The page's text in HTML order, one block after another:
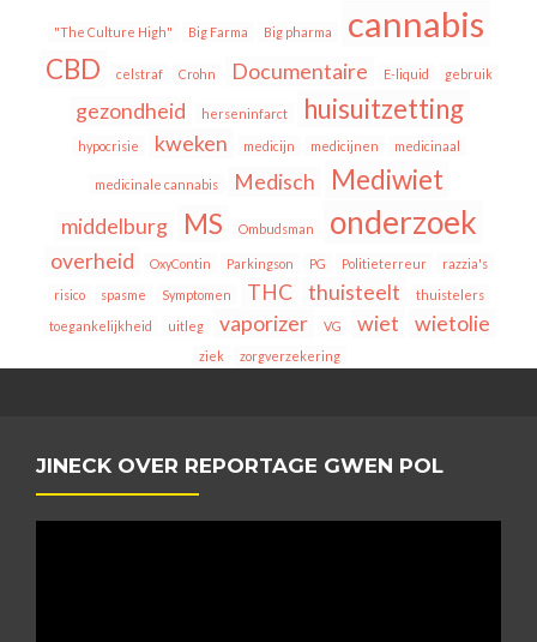
"The Culture High" Big Farma Big pharma cannabis
CBD celstraf Crohn Documentaire E-liquid gebruik
gezondheid herseninfarct huisuitzetting
hypocrisie kweken medicijn medicijnen medicinaal
medicinale cannabis Medisch Mediwiet
middelburg MS Ombudsman onderzoek
overheid OxyContin Parkingson PG Politieterreur
razzia's
risico
spasme Symptomen THC thuisteelt
thuistelers
toegankelijkheid
uitleg vaporizer VG wiet wietolie
ziek zorgverzekering
JINECK OVER REPORTAGE GWEN POL